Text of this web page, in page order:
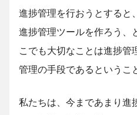
進捗管理を行おうとすると
進捗管理ツールを作ろう、
こでも大切なことは進捗管
管理の手段であるというこ
私たちは、今まであまり進